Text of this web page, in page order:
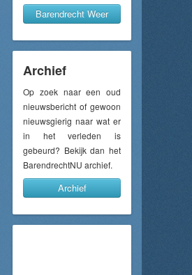
Barendrecht Weer
Archief
Op zoek naar een oud
nieuwsbericht of gewoon
nieuwsgierig naar wat er
in het verleden is
gebeurd? Bekijk dan het
BarendrechtNU archief.
Archief